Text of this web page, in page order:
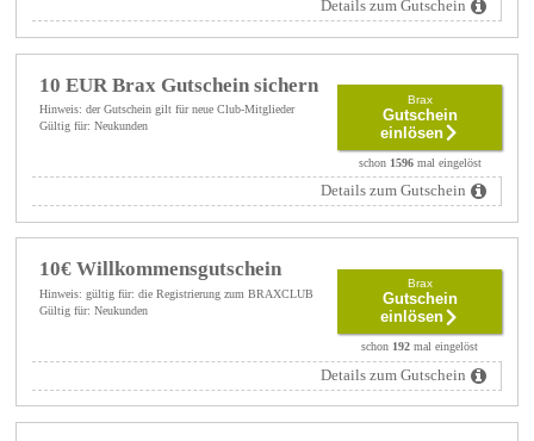
Details zum Gutschein
10 EUR Brax Gutschein sichern
Hinweis: der Gutschein gilt für neue Club-Mitglieder
Gültig für: Neukunden
Brax
Gutschein
einlösen
schon 1596mal eingelöst
Details zum Gutschein
10€ Willkommensgutschein
Hinweis: gültig für: die Registrierung zum BRAXCLUB
Gültig für: Neukunden
Brax
Gutschein
einlösen
schon 192 mal eingelöst
Details zum Gutschein